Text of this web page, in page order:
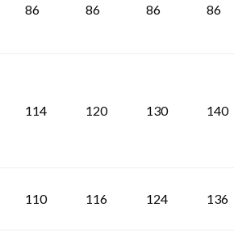
86 86 86 86
114 120 130 140
110 116 124 136